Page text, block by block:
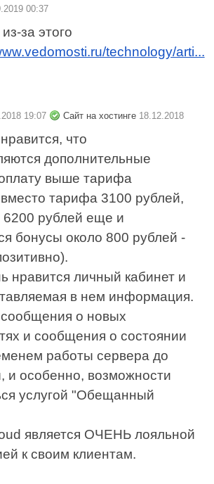
00:37
за этого
technology/arti...
19:07 Сайт на хостинге 18.12.2018
что
дополнительные
выше тарифа
тарифа 3100 рублей,
6200 рублей еще и
бонусы около 800 рублей -
нравится личный кабинет и
в нем информация.
о новых
и сообщения о состоянии
работы сервера до
и особенно, возможности
услугой "Обещанный
является ОЧЕНЬ лояльной
к своим клиентам.